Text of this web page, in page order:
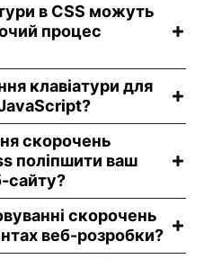
в CSS можуть
процес
клавіатури для
скорочень
поліпшити ваш
сайту?
скорочень
веб-розробки?